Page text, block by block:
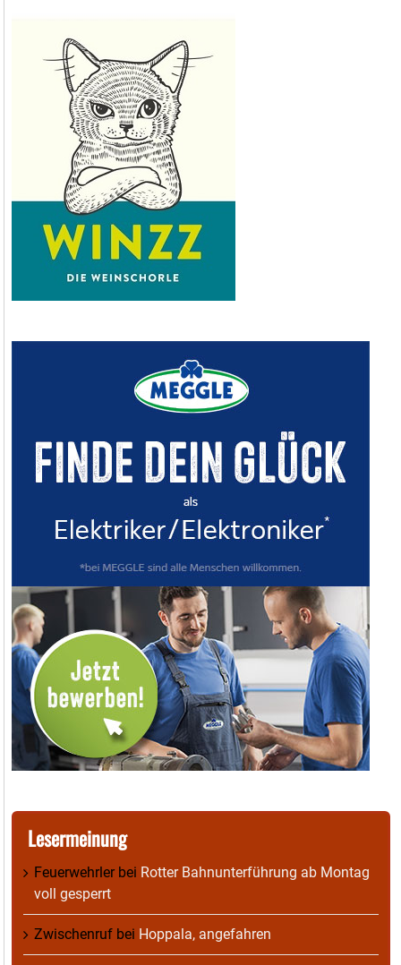
Lesermeinung
Feuerwehrlerbei Rotter Bahnunterführung ab Montag
voll gesperrt
Zwischenruf bei Hoppala, angefahren